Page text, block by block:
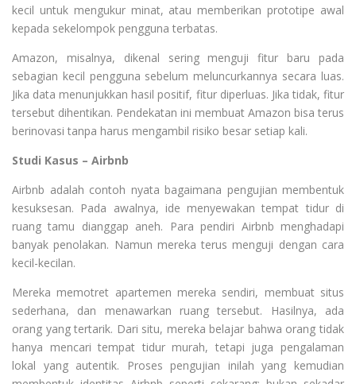
kecil untuk mengukur minat, atau memberikan prototipe awal
kepada sekelompok pengguna terbatas.
Amazon, misalnya, dikenal sering menguji fitur baru pada
sebagian kecil pengguna sebelum meluncurkannya secara luas.
Jika data menunjukkan hasil positif, fitur diperluas. Jika tidak, fitur
tersebut dihentikan. Pendekatan ini membuat Amazon bisa terus
berinovasi tanpa harus mengambil risiko besar setiap kali.
Studi Kasus – Airbnb
Airbnb adalah contoh nyata bagaimana pengujian membentuk
kesuksesan. Pada awalnya, ide menyewakan tempat tidur di
ruang tamu dianggap aneh. Para pendiri Airbnb menghadapi
banyak penolakan. Namun mereka terus menguji dengan cara
kecil-kecilan.
Mereka memotret apartemen mereka sendiri, membuat situs
sederhana, dan menawarkan ruang tersebut. Hasilnya, ada
orang yang tertarik. Dari situ, mereka belajar bahwa orang tidak
hanya mencari tempat tidur murah, tetapi juga pengalaman
lokal yang autentik. Proses pengujian inilah yang kemudian